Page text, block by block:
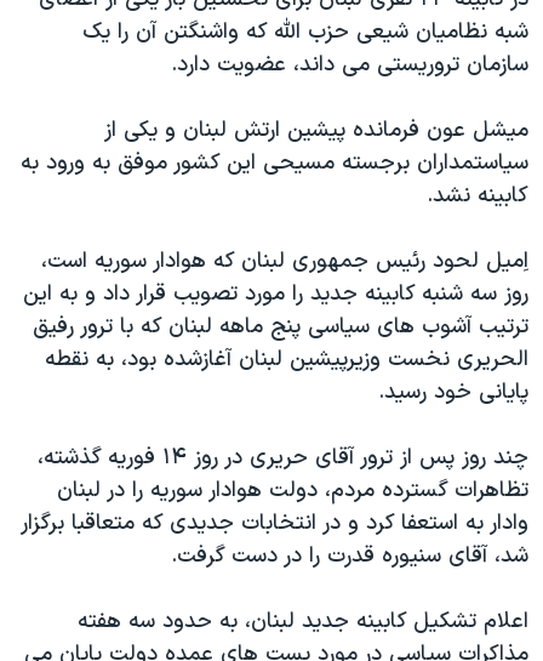
فرهنگ و زندگی
حقوق شهروندی
علم و فناوری
اسرائیل در جنگ
آرشیو پخش زنده
مستندها
انتخابات ریاست جمهوری آمریکا ۲۰۲۴
رمز مهسا
ورزش زنان در ایران
مجموعه مستندهای دادخواهی
تریبونال مردمی آبان ۹۸
دادگاه حمید نوری
قانون شفافیت دارائی کادر رهبری ایران
اعتراضات مردمی آبان ۹۸
اسرائیل در جنگ
همایش محافظه‌کاران آمریکا «سی‌پک»
دنبال کنید
زبانهای مختلف
شبه نظاميان شيعی حزب الله که واشنگتن آن را يک
سازمان تروريستی می داند، عضويت دارد.
ميشل عون فرمانده پيشين ارتش لبنان و يکی از
سياستمداران برجسته مسيحی اين کشور موفق به ورود به
کابينه نشد.
اِميل لحود رئيس جمهوری لبنان که هوادار سوريه است،
روز سه شنبه کابينه جديد را مورد تصويب قرار داد و به اين
ترتيب آشوب های سياسی پنج ماهه لبنان که با ترور رفيق
الحريری نخست وزيرپيشين لبنان آغازشده بود، به نقطه
پايانی خود رسيد.
چند روز پس از ترور آقای حريری در روز ۱۴ فوريه گذشته،
تظاهرات گسترده مردم، دولت هوادار سوريه را در لبنان
وادار به استعفا کرد و در انتخابات جديدی که متعاقبا برگزار
شد، آقای سنيوره قدرت را در دست گرفت.
اعلام تشکيل کابينه جديد لبنان، به حدود سه هفته
مذاکرات سياسی در مورد پست های عمده دولت پايان می